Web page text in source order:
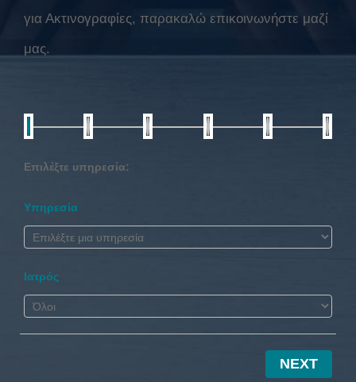
για Ακτινογραφίες, παρακαλώ επικοινωνήστε μαζί
μας.
Επιλέξτε υπηρεσία:
Υπηρεσία
Ιατρός
NEXT